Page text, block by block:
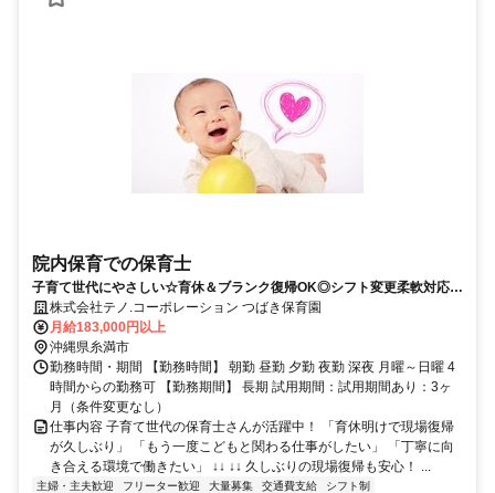
院内保育での保育士
子育て世代にやさしい☆育休＆ブランク復帰OK◎シフト変更柔軟対応◎
持ち帰りなし☆有休・昇給・賞与あり
株式会社テノ.コーポレーション つばき保育園
月給183,000円以上
沖縄県糸満市
勤務時間・期間 【勤務時間】 朝勤 昼勤 夕勤 夜勤 深夜 月曜～日曜 4
時間からの勤務可 【勤務期間】 長期 試用期間：試用期間あり：3ヶ
月（条件変更なし）
仕事内容 子育て世代の保育士さんが活躍中！ 「育休明けで現場復帰
が久しぶり」 「もう一度こどもと関わる仕事がしたい」 「丁寧に向
き合える環境で働きたい」 ↓↓ ↓↓ 久しぶりの現場復帰も安心！ ...
主婦・主夫歓迎 フリーター歓迎 大量募集 交通費支給 シフト制